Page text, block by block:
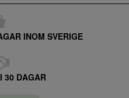
INOM SVERIGE
30 DAGAR